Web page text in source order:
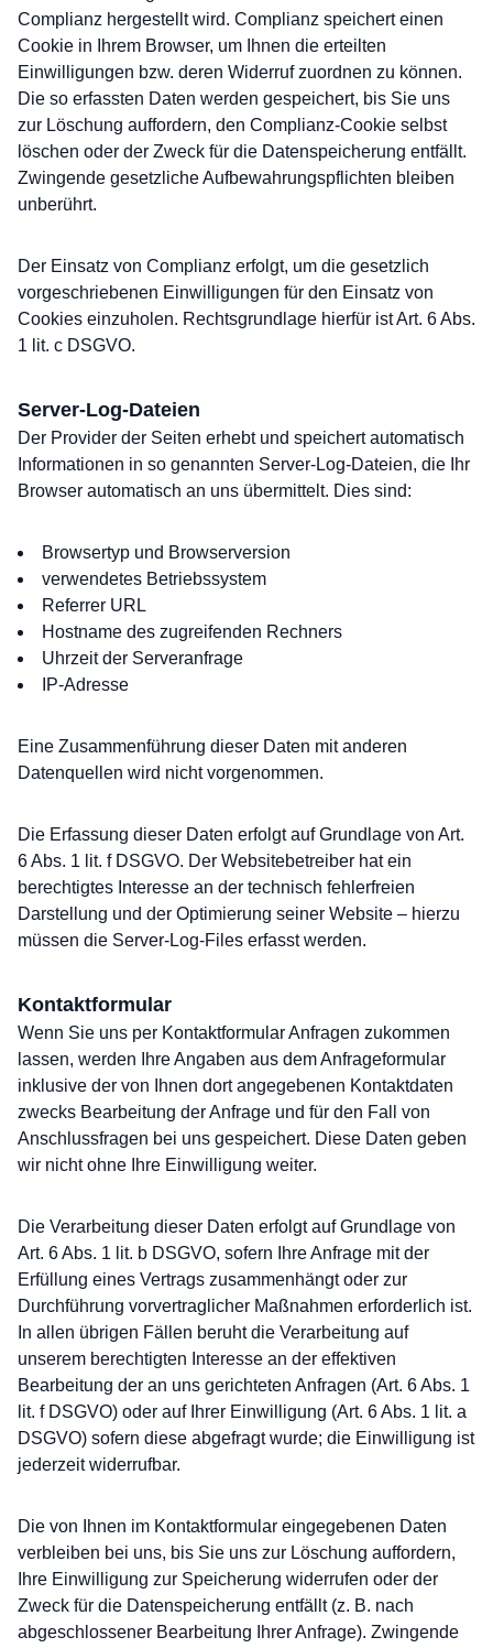
Complianz hergestellt wird. Complianz speichert einen
Cookie in Ihrem Browser, um Ihnen die erteilten
Einwilligungen bzw. deren Widerruf zuordnen zu können.
Die so erfassten Daten werden gespeichert, bis Sie uns
zur Löschung auffordern, den Complianz-Cookie selbst
löschen oder der Zweck für die Datenspeicherung entfällt.
Zwingende gesetzliche Aufbewahrungspflichten bleiben
unberührt.
Der Einsatz von Complianz erfolgt, um die gesetzlich
vorgeschriebenen Einwilligungen für den Einsatz von
Cookies einzuholen. Rechtsgrundlage hierfür ist Art. 6 Abs.
1 lit. c DSGVO.
Server-Log-Dateien
Der Provider der Seiten erhebt und speichert automatisch
Informationen in so genannten Server-Log-Dateien, die Ihr
Browser automatisch an uns übermittelt. Dies sind:
Browsertyp und Browserversion
verwendetes Betriebssystem
Referrer URL
Hostname des zugreifenden Rechners
Uhrzeit der Serveranfrage
IP-Adresse
Eine Zusammenführung dieser Daten mit anderen
Datenquellen wird nicht vorgenommen.
Die Erfassung dieser Daten erfolgt auf Grundlage von Art.
6 Abs. 1 lit. f DSGVO. Der Websitebetreiber hat ein
berechtigtes Interesse an der technisch fehlerfreien
Darstellung und der Optimierung seiner Website – hierzu
müssen die Server-Log-Files erfasst werden.
Kontaktformular
Wenn Sie uns per Kontaktformular Anfragen zukommen
lassen, werden Ihre Angaben aus dem Anfrageformular
inklusive der von Ihnen dort angegebenen Kontaktdaten
zwecks Bearbeitung der Anfrage und für den Fall von
Anschlussfragen bei uns gespeichert. Diese Daten geben
wir nicht ohne Ihre Einwilligung weiter.
Die Verarbeitung dieser Daten erfolgt auf Grundlage von
Art. 6 Abs. 1 lit. b DSGVO, sofern Ihre Anfrage mit der
Erfüllung eines Vertrags zusammenhängt oder zur
Durchführung vorvertraglicher Maßnahmen erforderlich ist.
In allen übrigen Fällen beruht die Verarbeitung auf
unserem berechtigten Interesse an der effektiven
Bearbeitung der an uns gerichteten Anfragen (Art. 6 Abs. 1
lit. f DSGVO) oder auf Ihrer Einwilligung (Art. 6 Abs. 1 lit. a
DSGVO) sofern diese abgefragt wurde; die Einwilligung ist
jederzeit widerrufbar.
Die von Ihnen im Kontaktformular eingegebenen Daten
verbleiben bei uns, bis Sie uns zur Löschung auffordern,
Ihre Einwilligung zur Speicherung widerrufen oder der
Zweck für die Datenspeicherung entfällt (z. B. nach
abgeschlossener Bearbeitung Ihrer Anfrage). Zwingende